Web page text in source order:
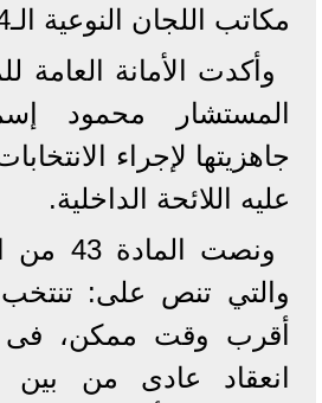
مكاتب اللجان النوعية الـ14.
وأكدت الأمانة العامة
المستشار محمود
جاهزيتها لإجراء
عليه اللائحة الداخلية.
ونصت
والتي تنص على:
أقرب وقت ممكن، فى
انعقاد عادى من بين